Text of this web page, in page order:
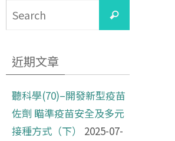
Search
近期文章
聽科學(70)–開發新型疫苗
佐劑 瞄準疫苗安全及多元
接種方式（下）
2025-07-